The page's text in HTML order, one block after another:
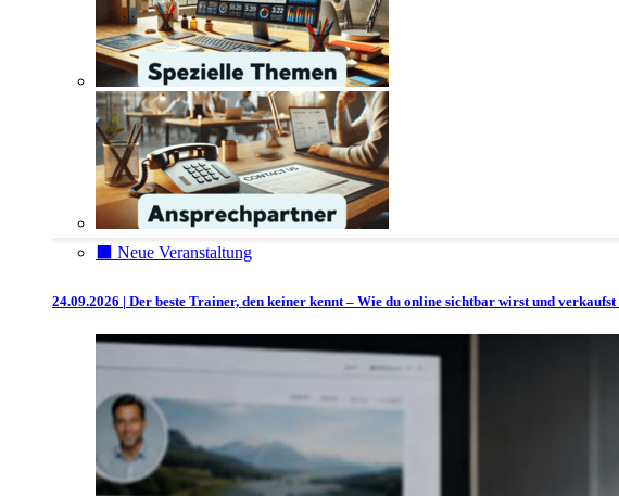
⬛️ Neue Veranstaltung
24.09.2026 | Der beste Trainer, den keiner kennt – Wie du online sichtbar wirst und